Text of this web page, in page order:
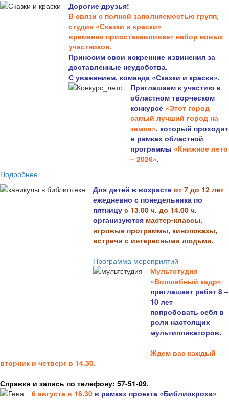
Дорогие друзья!
В связи с полной заполняемостью групп,
студия «Сказки и краски»
временно приостанавливает набор новых
участников.
Приносим свои искренние извинения за
доставленные неудобства.
С уважением, команда «Сказки и краски».
Приглашаем к участию в
областном творческом
конкурсе «Этот город
самый лучший город на
земле», который проходит
в рамках областной
программы «Книжное лето
– 2026».
Подробнее
Для детей в возрасте от 7 до 12 лет
ежедневно с понедельника по
пятницу с 13.00 ч. до 14.00 ч.
организуются мастер-классы,
игровые программы, кинопоказы,
встречи с интересными людьми.
Программа мероприятий
Мультстудия
«Волшебный кадр»
приглашает ребят 8 –
10 лет
попробовать себя в
роли настоящих
мультипликаторов.
Ждем вас каждый
вторник и четверг в 14.30.
Справки и запись по телефону: 57-51-09.
6 августа в 16.30 в рамках проекта «Библиокроха»